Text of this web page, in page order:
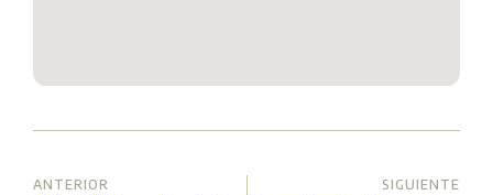
ANTERIOR SIGUIENTE